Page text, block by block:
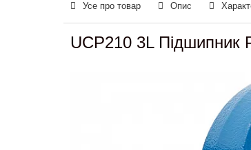
Усе про товар Опис
UCP210 3L Підшипник